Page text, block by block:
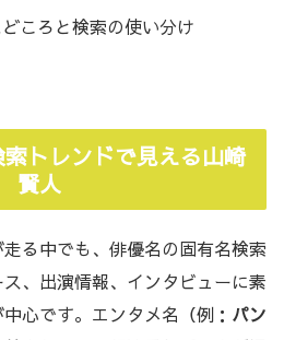
ころと検索の使い分け
トレンドで見える山崎
賢人
る中でも、俳優名の固有名検索
、出演情報、インタビューに素
心です。エンタメ名（例： パン